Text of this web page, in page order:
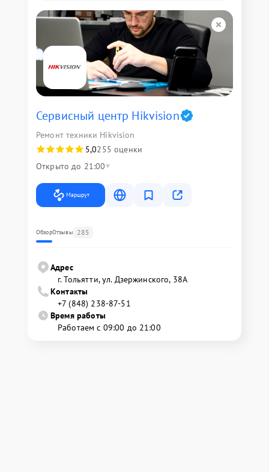
Сервисный центр Hikvision
Ремонт техники Hikvision
5,0255 оценки
Открыто до 21:00
Маршрут
ОбзорОтзывы 285
Адрес
г. Тольятти, ул. Дзержинского, 38А
Контакты
+7 (848) 238-87-51
Время работы
Работаем с 09:00 до 21:00